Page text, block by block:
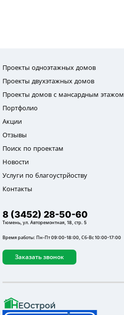
Проекты одноэтажных домов
Проекты двухэтажных домов
Проекты домов с мансардным этажом
Портфолио
Акции
Отзывы
Поиск по проектам
Новости
Услуги по благоустрйоству
Контакты
8 (3452) 28-50-60
Тюмень, ул. Авторемонтная, 18, стр. 5
Время работы: Пн-Пт 09:00-18:00, Сб-Вс 10:00-17:00
Заказать звонок